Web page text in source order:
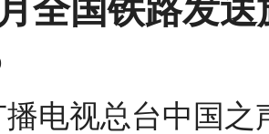
全国铁路发
电视总台中国